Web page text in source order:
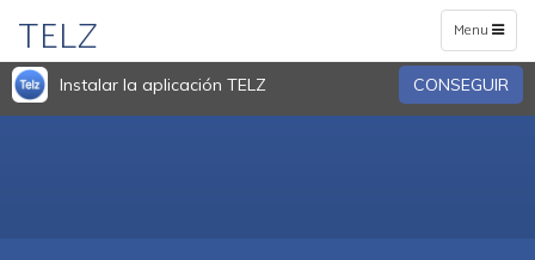
Toggle
navigation
Menu
TELZ
Instalar la aplicación TELZ CONSEGUIR